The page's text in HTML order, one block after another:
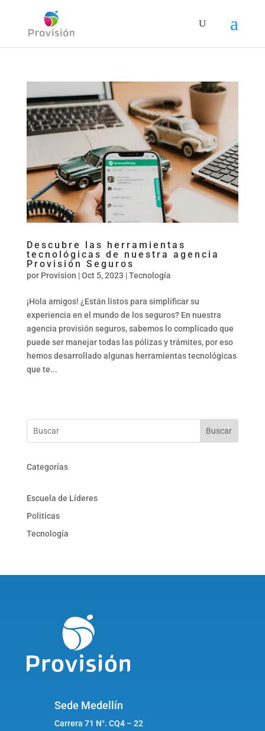
Descubre las herramientas
tecnológicas de nuestra agencia
Provisión Seguros
por Provision |Oct 5, 2023 |Tecnología
¡Hola amigos! ¿Están listos para simplificar su
experiencia en el mundo de los seguros? En nuestra
agencia provisión seguros, sabemos lo complicado que
puede ser manejar todas las pólizas y trámites, por eso
hemos desarrollado algunas herramientas tecnológicas
que te...
Buscar
Categorías
Escuela de Líderes
Politicas
Tecnología
Sede Medellín
Carrera 71 N°. CQ4 – 22